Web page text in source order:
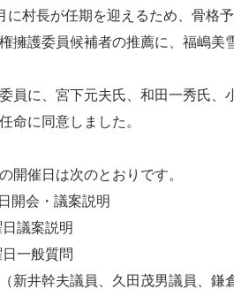
に村長が任期を迎えるため、骨格
擁護委員候補者の推薦に、福嶋
員に、宮下元夫氏、和田一秀氏
命に同意しました。
開催日は次のとおりです。
会・議案説明
案説明
般質問
員、久田茂男議員、鎌倉一